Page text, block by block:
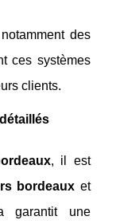
des
ces systèmes
clients.
, il est
bordeaux et
garantit une